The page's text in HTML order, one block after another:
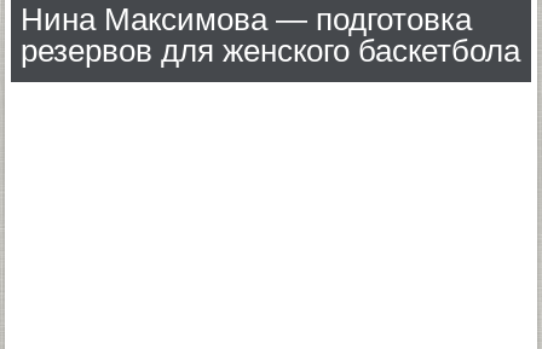
Нина Максимова — подготовка
резервов для женского баскетбола